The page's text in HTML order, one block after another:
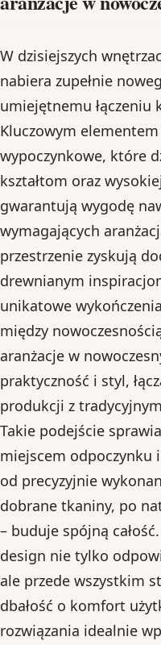
W dzisiejszych
nabiera zupełnie
umiejętnemu
Kluczowym
wypoczynkowe, które
kształtom oraz
gwarantują wygodę
wymagających
przestrzenie zyskują
drewnianym
unikatowe
między
aranżacje w
praktyczność i styl,
produkcji z
Takie podejście
miejscem odpoczynku
od precyzyjnie
dobrane tkaniny, po
– buduje spójną
design nie tylko
ale przede wszystkim
dbałość o komfort
rozwiązania idealnie